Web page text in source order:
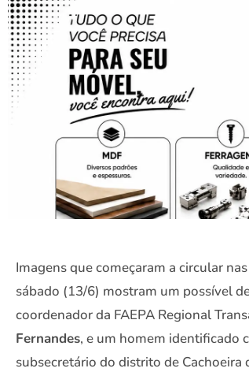
Imagens que começaram a circular
sábado (13/6) mostram um possível
coordenador da FAEPA Regional
Fernandes, e um homem identificado
subsecretário do distrito de Cachoeira